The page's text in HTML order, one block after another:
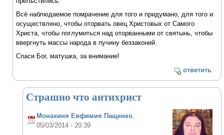
Всё наблюдаемое помрачение для того и придумано, для того и
осуществлено, чтобы оторвать овец Христовых от Самого
Христа, чтобы поглумиться над оторванными от святынь, чтобы
ввергнуть массы народа в пучину беззаконий.
Спаси Бог, матушка, за внимание!
ответить
Страшно что антихрист
Монахиня Евфимия Пащенко
05/03/2014 - 20:39